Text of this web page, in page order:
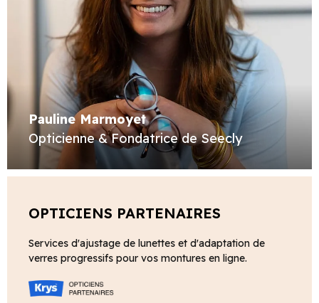
Pauline Marmoyet
Opticienne & Fondatrice de Seecly
OPTICIENS PARTENAIRES
Services d'ajustage de lunettes et d'adaptation de
verres progressifs pour vos montures en ligne.